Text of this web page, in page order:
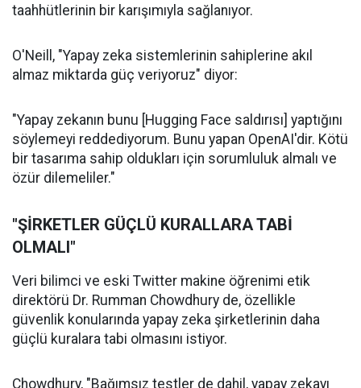
taahhütlerinin bir karışımıyla sağlanıyor.
O'Neill, "Yapay zeka sistemlerinin sahiplerine akıl
almaz miktarda güç veriyoruz" diyor:
"Yapay zekanın bunu [Hugging Face saldırısı] yaptığını
söylemeyi reddediyorum. Bunu yapan OpenAI'dir. Kötü
bir tasarıma sahip oldukları için sorumluluk almalı ve
özür dilemeliler."
"ŞİRKETLER GÜÇLÜ KURALLARA TABİ
OLMALI"
Veri bilimci ve eski Twitter makine öğrenimi etik
direktörü Dr. Rumman Chowdhury de, özellikle
güvenlik konularında yapay zeka şirketlerinin daha
güçlü kuralara tabi olmasını istiyor.
Chowdhury, "Bağımsız testler de dahil, yapay zekayı